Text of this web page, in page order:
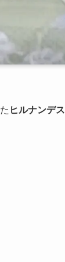
ヒルナンデス